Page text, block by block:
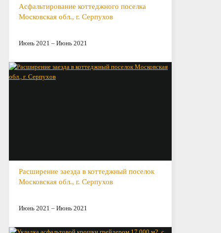
Асфальтирование коттеджного поселка
Московская обл., г. Серпухов
Июнь 2021 – Июнь 2021
Расширение заезда в коттеджный поселок
Московская обл., г. Серпухов
Июнь 2021 – Июнь 2021